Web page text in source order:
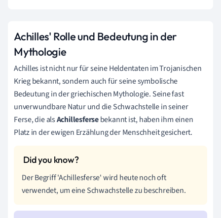
Achilles' Rolle und Bedeutung in der
Mythologie
Achilles ist nicht nur für seine Heldentaten im Trojanischen
Krieg bekannt, sondern auch für seine symbolische
Bedeutung in der griechischen Mythologie. Seine fast
unverwundbare Natur und die Schwachstelle in seiner
Ferse, die alsAchillesfersebekannt ist, haben ihm einen
Platz in der ewigen Erzählung der Menschheit gesichert.
Der Begriff 'Achillesferse' wird heute noch oft
verwendet, um eine Schwachstelle zu beschreiben.